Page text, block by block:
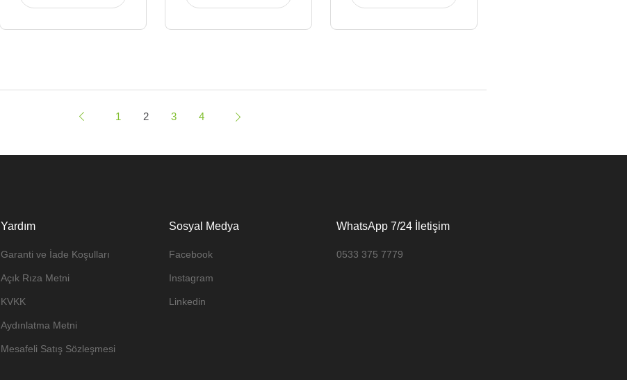
1 2 3 4
Yardım
Garanti ve İade Koşulları
Açık Rıza Metni
KVKK
Aydınlatma Metni
Mesafeli Satış Sözleşmesi
Sosyal Medya
Facebook
Instagram
Linkedin
WhatsApp 7/24 İletişim
0533 375 7779